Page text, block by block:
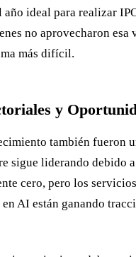
ideal para realizar
no aprovecharon esa
más difícil.
y
también fueron
sigue liderando debido
cero, pero los
en AI están ganando